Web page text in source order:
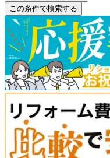
この条件で検索する